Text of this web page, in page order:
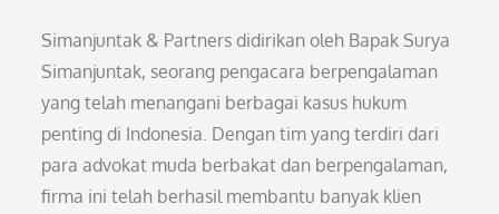
Simanjuntak & Partners didirikan oleh Bapak Surya
Simanjuntak, seorang pengacara berpengalaman
yang telah menangani berbagai kasus hukum
penting di Indonesia. Dengan tim yang terdiri dari
para advokat muda berbakat dan berpengalaman,
firma ini telah berhasil membantu banyak klien